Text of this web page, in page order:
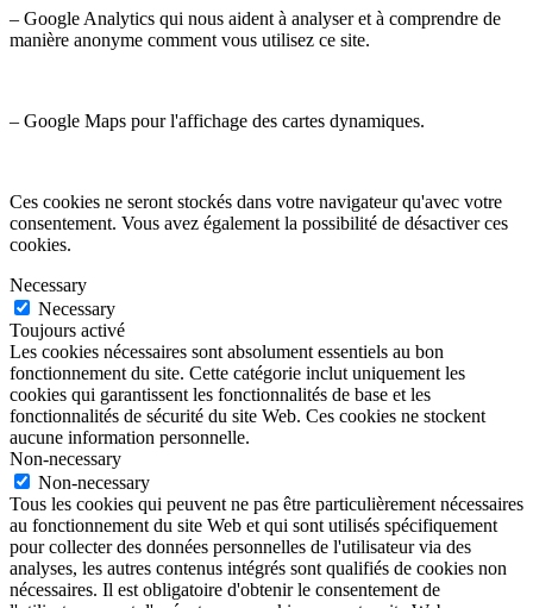
– Google Analytics qui nous aident à analyser et à comprendre de
manière anonyme comment vous utilisez ce site.
– Google Maps pour l'affichage des cartes dynamiques.
Ces cookies ne seront stockés dans votre navigateur qu'avec votre
consentement. Vous avez également la possibilité de désactiver ces
cookies.
Necessary
Necessary
Toujours activé
Les cookies nécessaires sont absolument essentiels au bon
fonctionnement du site. Cette catégorie inclut uniquement les
cookies qui garantissent les fonctionnalités de base et les
fonctionnalités de sécurité du site Web. Ces cookies ne stockent
aucune information personnelle.
Non-necessary
Non-necessary
Tous les cookies qui peuvent ne pas être particulièrement nécessaires
au fonctionnement du site Web et qui sont utilisés spécifiquement
pour collecter des données personnelles de l'utilisateur via des
analyses, les autres contenus intégrés sont qualifiés de cookies non
nécessaires. Il est obligatoire d'obtenir le consentement de